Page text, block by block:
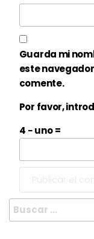
Guarda mi
este
comente.
Por favor,
4 − uno =